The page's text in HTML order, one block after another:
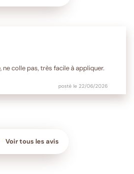
ne colle pas, très facile à appliquer.
posté le 22/06/2026
Voir tous les avis